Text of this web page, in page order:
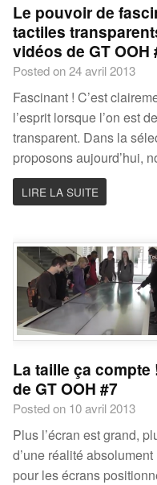
Le pouvoir de
tactiles
vidéos de GT OOH
Posted on 24 avril 2013
Fascinant ! C’est
l’esprit lorsque l’on est
transparent. Dans la
proposons aujourd’hui,
LIRE LA SUITE
La taille ça
de GT OOH #7
Posted on 10 avril 2013
Plus l’écran est grand,
d’une réalité
pour les écrans